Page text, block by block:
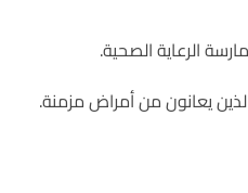
الرعاية الصحية.
يعانون من أمراض مزمنة.